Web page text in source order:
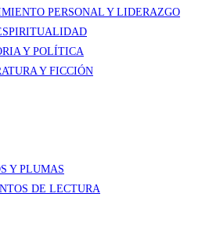
PERSONAL Y LIDERAZGO
Y POLÍTICA
Y FICCIÓN
Y PLUMAS
DE LECTURA